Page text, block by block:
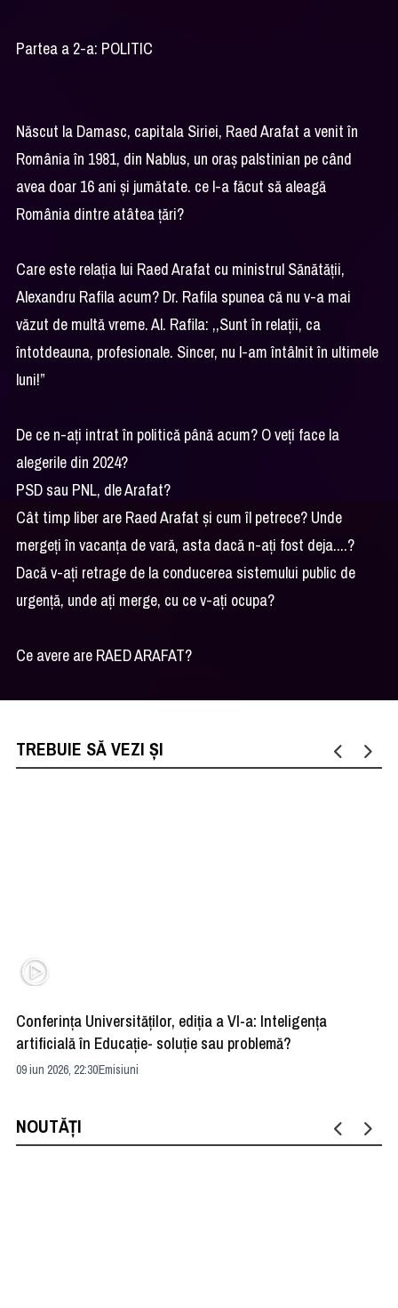
Partea a 2-a: POLITIC
Născut la Damasc, capitala Siriei, Raed Arafat a venit în
România în 1981, din Nablus, un oraș palstinian pe când
avea doar 16 ani și jumătate. ce l-a făcut să aleagă
România dintre atâtea țări?
Care este relația lui Raed Arafat cu ministrul Sănătății,
Alexandru Rafila acum? Dr. Rafila spunea că nu v-a mai
văzut de multă vreme. Al. Rafila: ,,Sunt în relaţii, ca
întotdeauna, profesionale. Sincer, nu l-am întâlnit în ultimele
luni!”
De ce n-ați intrat în politică până acum? O veți face la
alegerile din 2024?
PSD sau PNL, dle Arafat?
Cât timp liber are Raed Arafat și cum îl petrece? Unde
mergeți în vacanța de vară, asta dacă n-ați fost deja....?
Dacă v-ați retrage de la conducerea sistemului public de
urgență, unde ați merge, cu ce v-ați ocupa?
Ce avere are RAED ARAFAT?
TREBUIE SĂ VEZI ȘI
Conferința Universităților, ediția a VI-a: Inteligența
artificială în Educație- soluție sau problemă?
09 iun 2026, 22:30Emisiuni
NOUTĂȚI